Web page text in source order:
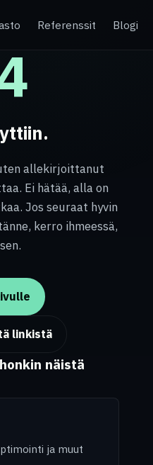
Referenssit Blogi
allekirjoittanut
Ei hätää, alla on
Jos seuraat hyvin
kerro ihmeessä,
linkistä
näistä
ja muut